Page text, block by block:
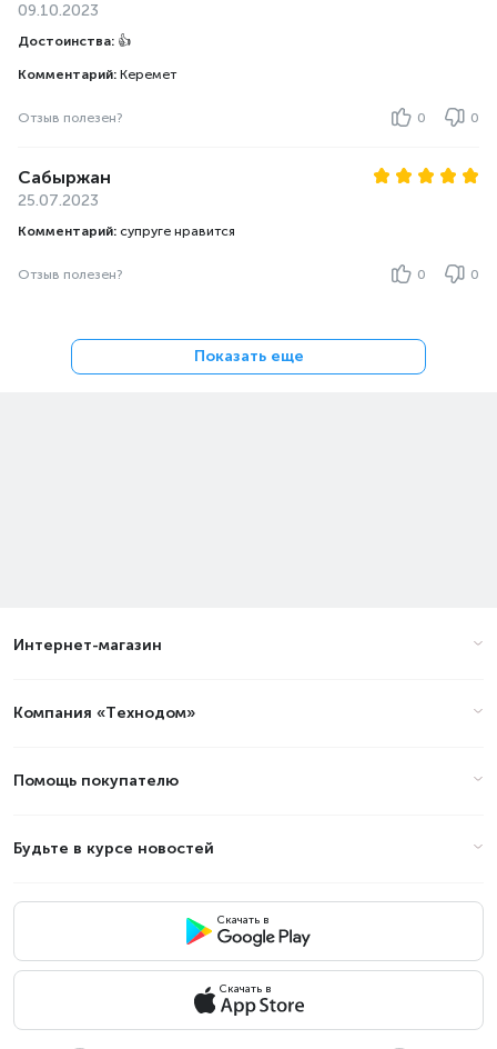
09.10.2023
Достоинства: 👍
Комментарий: Керемет
Отзыв полезен? 0 0
Сабыржан
25.07.2023
Комментарий: супруге нравится
Отзыв полезен? 0 0
Показать еще
Интернет-магазин
Компания «Технодом»
Помощь покупателю
Будьте в курсе новостей
Скачать в
Скачать в